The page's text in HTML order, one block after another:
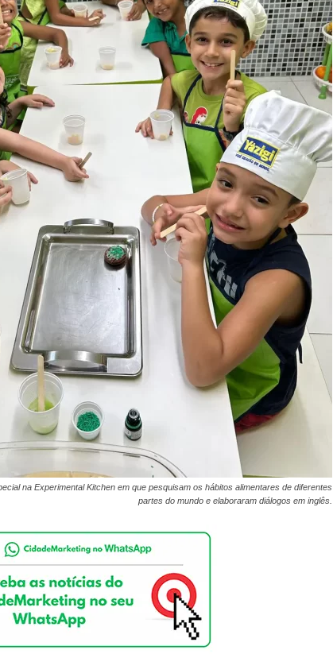
na Experimental Kitchen em que pesquisam os hábitos alimentares de diferentes
partes do mundo e elaboraram diálogos em inglês.